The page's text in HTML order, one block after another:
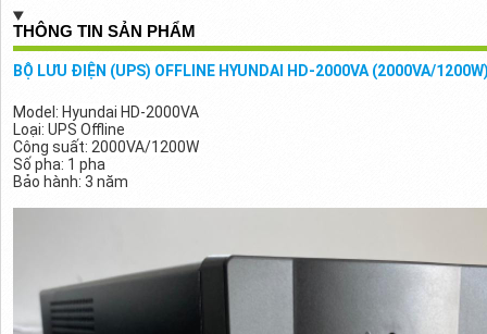
THÔNG TIN SẢN PHẨM
BỘ LƯU ĐIỆN (UPS) OFFLINE HYUNDAI HD-2000VA (2000VA/
Model: Hyundai HD-2000VA
Loại: UPS Offline
Công suất: 2000VA/1200W
Số pha: 1 pha
Bảo hành: 3 năm